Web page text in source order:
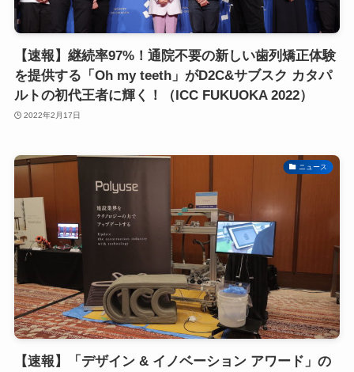
【速報】継続率97%！通院不要の新しい歯列矯正体験
を提供する「Oh my teeth」がD2C&サブスク カタパ
ルトの初代王者に輝く！（ICC FUKUOKA 2022）
2022年2月17日
ニュース
【速報】「デザイン & イノベーション アワード」の